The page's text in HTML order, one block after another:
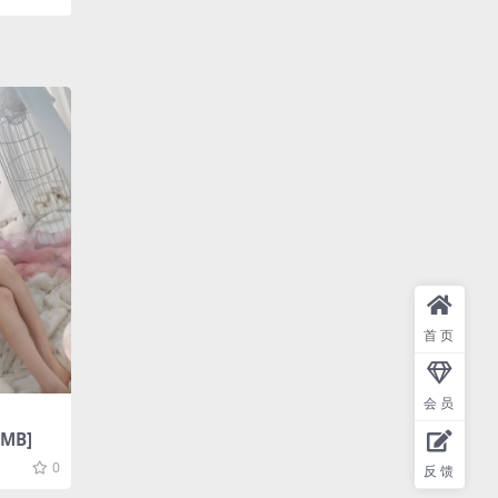
0
首页
会员
反馈